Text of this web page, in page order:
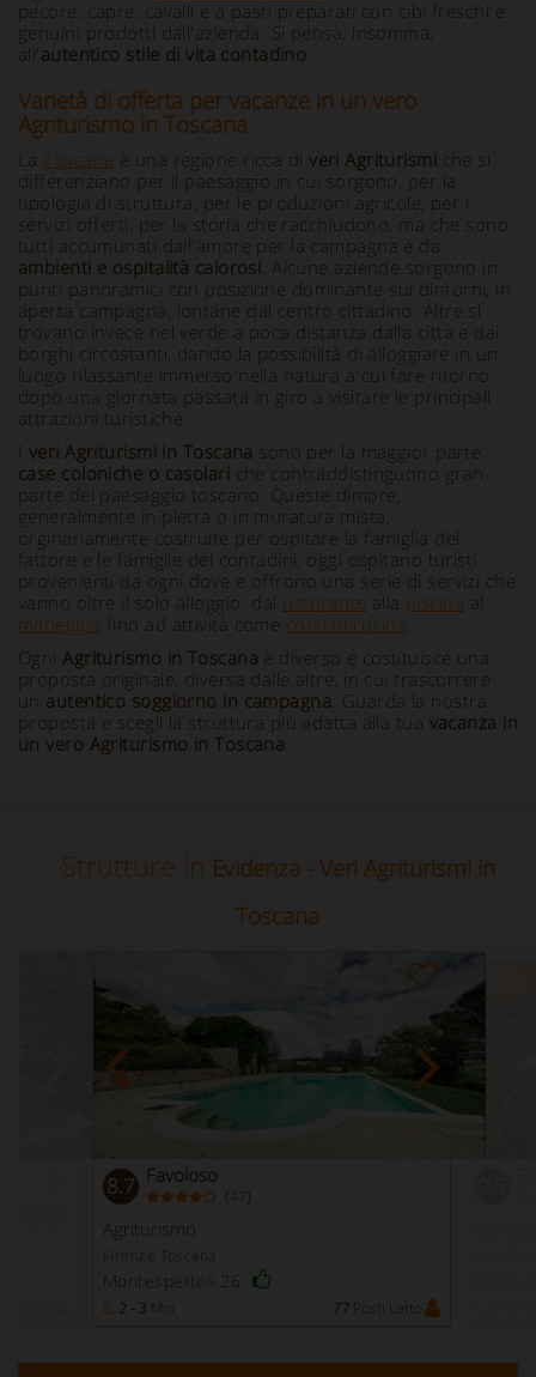
pecore, capre, cavalli e a pasti preparati con cibi freschi e
genuini prodotti dall'azienda. Si pensa, insomma,
all'autentico stile di vita contadino.
Varietà di offerta per vacanze in un vero
Agriturismo in Toscana
LaToscana è una regione ricca diveri Agriturismi che si
differenziano per il paesaggio in cui sorgono, per la
tipologia di struttura, per le produzioni agricole, per i
servizi offerti, per la storia che racchiudono, ma che sono
tutti accumunati dall'amore per la campagna e da
ambienti e ospitalità calorosi. Alcune aziende sorgono in
punti panoramici con posizione dominante sui dintorni, in
aperta campagna, lontane dal centro cittadino. Altre si
trovano invece nel verde a poca distanza dalla città e dai
borghi circostanti, dando la possibilità di alloggiare in un
luogo rilassante immerso nella natura a cui fare ritorno
dopo una giornata passata in giro a visitare le principali
attrazioni turistiche.
veri Agriturismi in Toscana sono per la maggior parte
case coloniche o casolari che contraddistinguono gran
parte del paesaggio toscano. Queste dimore,
generalmente in pietra o in muratura mista,
orginariamente costruite per ospitare la famiglia del
fattore e le famiglie dei contadini, oggi ospitano turisti
provenienti da ogni dove e offrono una serie di servizi che
vanno oltre il solo alloggio: dal ristorante alla piscina al
maneggio fino ad attività come corsi di cucina.
OgniAgriturismo in Toscana è diverso e costituisce una
proposta originale, diversa dalle altre, in cui trascorrere
un autentico soggiorno in campagna. Guarda la nostra
proposta e scegli la struttura più adatta alla tua vacanza in
un vero Agriturismo in Toscana.
Strutture in Evidenza - Veri Agriturismi in
Toscana
8.7 Favoloso
( 47 )
Agriturismo
Firenze Toscana
Montespertoli 26
2 - 3 Min 77 Posti Letto
-30